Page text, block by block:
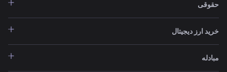
حقوقی
خرید ارز دیجیتال
مبادله